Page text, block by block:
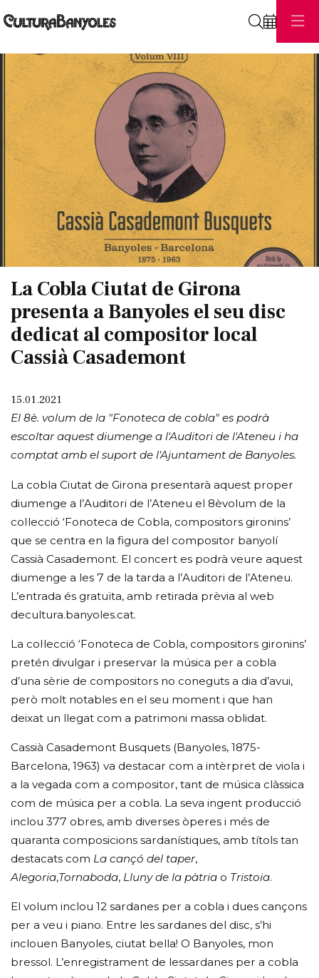
La Cobla Ciutat de Girona
presenta a Banyoles el seu disc
dedicat al compositor local
Cassià Casademont
15.01.2021
El 8è. volum de la "Fonoteca de cobla" es podrà
escoltar aquest diumenge a l'Auditori de l'Ateneu i ha
comptat amb el suport de l'Ajuntament de Banyoles.
La cobla Ciutat de Girona presentarà aquest proper
diumenge a l’Auditori de l’Ateneu el 8èvolum de la
col·lecció ‘Fonoteca de Cobla, compositors gironins’
que se centra en la figura del compositor banyolí
Cassià Casademont. El concert es podrà veure aquest
diumenge a les 7 de la tarda a l’Auditori de l’Ateneu.
L’entrada és gratuïta, amb retirada prèvia al web
decultura.banyoles.cat.
La col·lecció ‘Fonoteca de Cobla, compositors gironins’
pretén divulgar i preservar la música per a cobla
d’una sèrie de compositors no coneguts a dia d’avui,
però molt notables en el seu moment i que han
deixat un llegat com a patrimoni massa oblidat.
Cassià Casademont Busquets (Banyoles, 1875-
Barcelona, 1963) va destacar com a intèrpret de viola i
a la vegada com a compositor, tant de música clàssica
com de música per a cobla. La seva ingent producció
inclou 377 obres, amb diverses òperes i més de
quaranta composicions sardanístiques, amb títols tan
destacats com La cançó del taper,
Alegoria,Tornaboda, Lluny de la pàtria o Tristoia.
El volum inclou 12 sardanes per a cobla i dues cançons
per a veu i piano. Entre les sardanes del disc, s’hi
inclouen Banyoles, ciutat bella! O Banyoles, mon
bressol. L’enregistrament de lessardanes per a cobla